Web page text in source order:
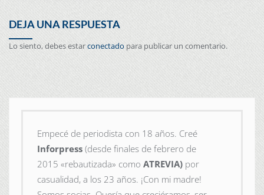
DEJA UNA RESPUESTA
Lo siento, debes estarconectado para publicar un comentario.
Empecé de periodista con 18 años. Creé
Inforpress (desde finales de febrero de
2015 «rebautizada» como ATREVIA) por
casualidad, a los 23 años. ¡Con mi madre!